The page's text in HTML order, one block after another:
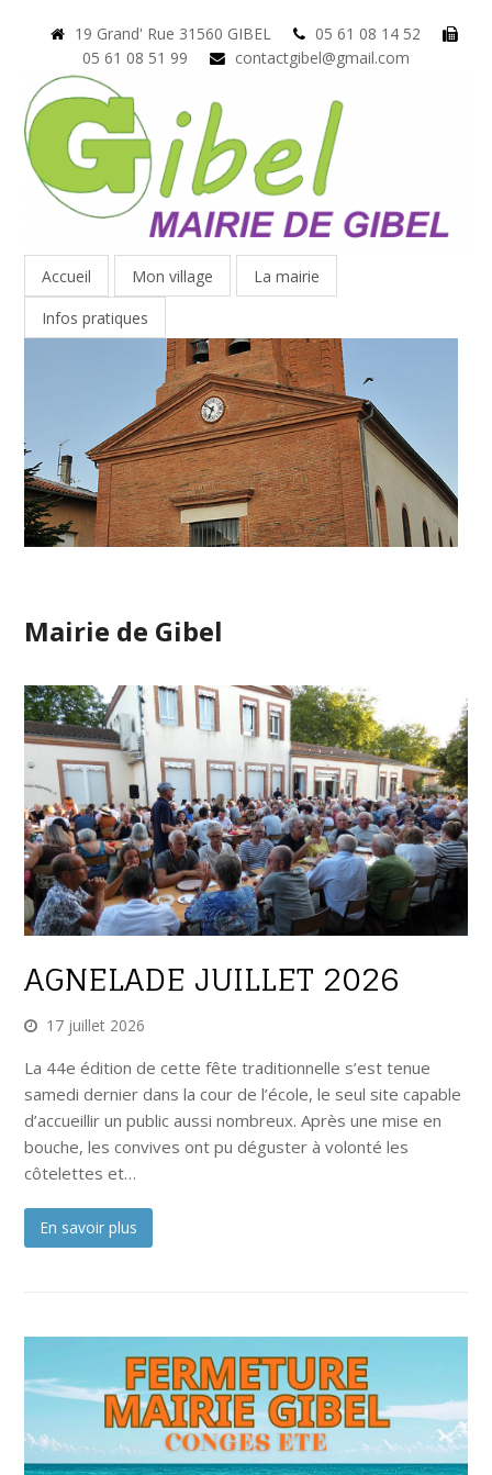
19 Grand' Rue 31560 GIBEL
05 61 08 14 52
05 61 08 51 99
contactgibel@gmail.com
Accueil Mon village
La mairie
Infos pratiques
Mairie de Gibel
AGNELADE JUILLET 2026
17 juillet 2026
La 44e édition de cette fête traditionnelle s’est tenue
samedi dernier dans la cour de l’école, le seul site capable
d’accueillir un public aussi nombreux. Après une mise en
bouche, les convives ont pu déguster à volonté les
côtelettes et…
En savoir plus